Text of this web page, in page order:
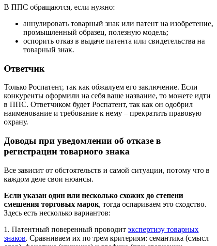
В ППС обращаются, если нужно:
аннулировать товарный знак или патент на изобретение,
промышленный образец, полезную модель;
оспорить отказ в выдаче патента или свидетельства на
товарный знак.
Ответчик
Только Роспатент, так как обжалуем его заключение. Если
конкуренты оформили на себя ваше название, то можете идти
в ППС. Ответчиком будет Роспатент, так как он одобрил
наименование и требование к нему – прекратить правовую
охрану.
Доводы при уведомлении об отказе в
регистрации товарного знака
Все зависит от обстоятельств и самой ситуации, потому что в
каждом деле свои нюансы.
Если указан один или несколько схожих до степени
смешения торговых марок, тогда оспариваем это сходство.
Здесь есть несколько вариантов:
1. Патентный поверенный проводит экспертизу товарных
знаков. Сравниваем их по трем критериям: семантика (смысл